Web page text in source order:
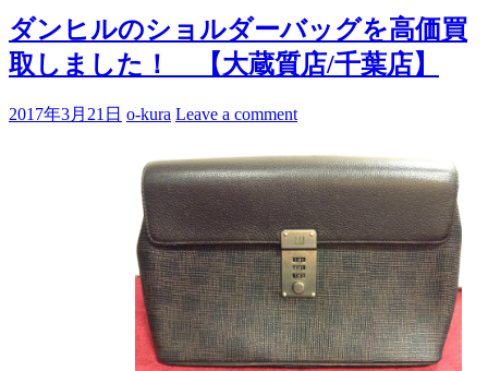
ダンヒルのショルダーバッグを高価買
取しました！ 【大蔵質店/千葉店】
2017年3月21日 o-kura Leave a comment